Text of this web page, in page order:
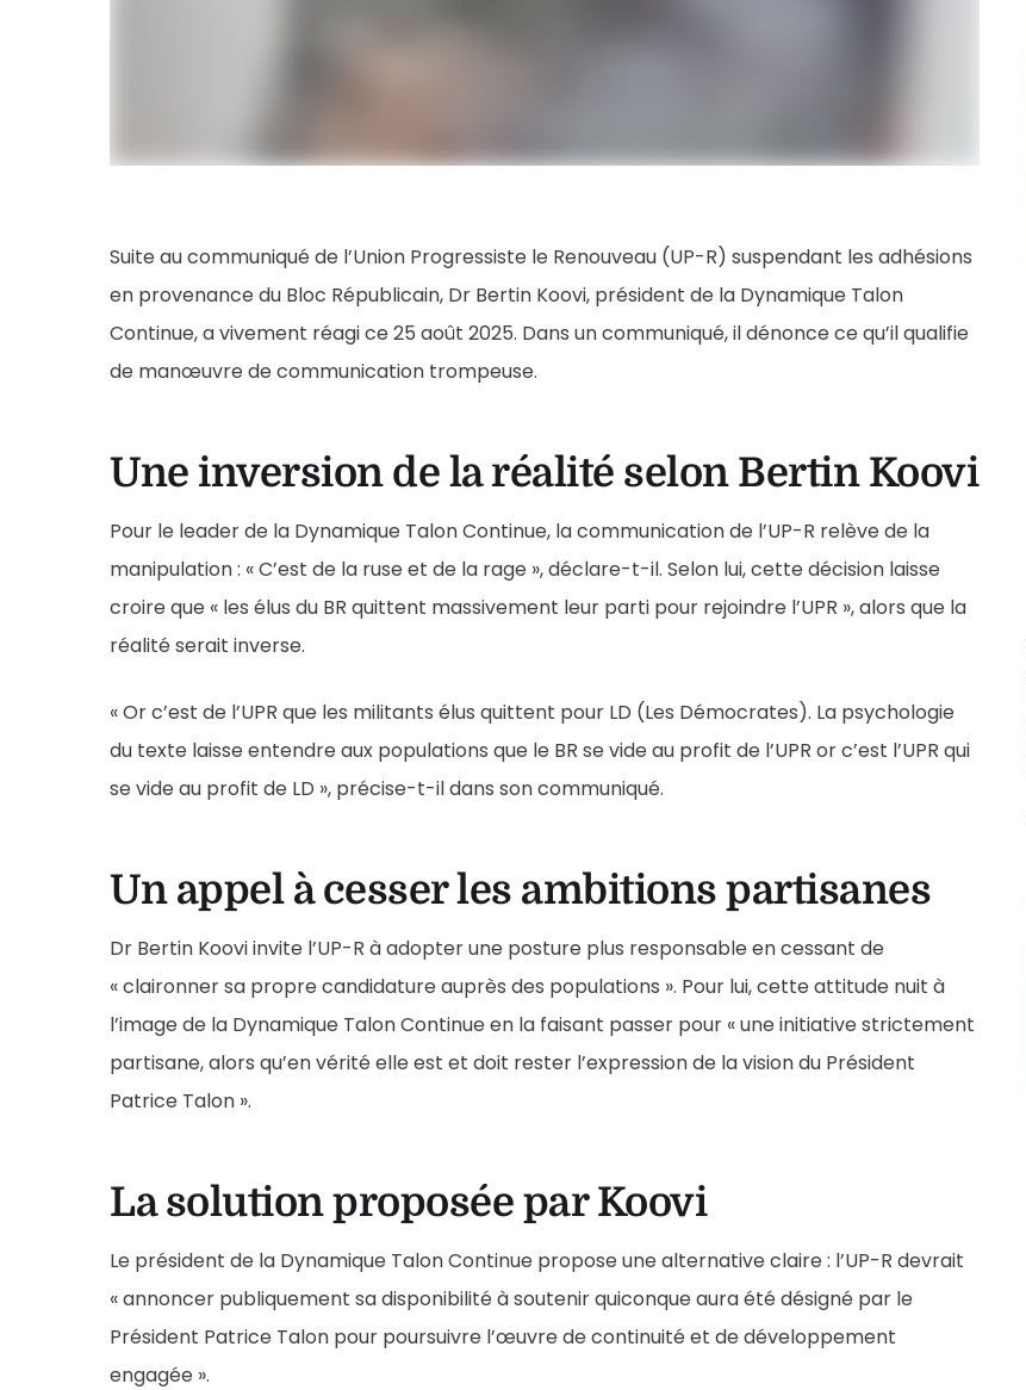
Suite au communiqué de l’Union Progressiste le Renouveau (UP-R) suspendant les adhésions
en provenance du Bloc Républicain, Dr Bertin Koovi, président de la Dynamique Talon
Continue, a vivement réagi ce 25 août 2025. Dans un communiqué, il dénonce ce qu’il qualifie
de manœuvre de communication trompeuse.
Une inversion de la réalité selon Bertin Koovi
Pour le leader de la Dynamique Talon Continue, la communication de l’UP-R relève de la
manipulation : « C’est de la ruse et de la rage », déclare-t-il. Selon lui, cette décision laisse
croire que « les élus du BR quittent massivement leur parti pour rejoindre l’UPR », alors que la
réalité serait inverse.
« Or c’est de l’UPR que les militants élus quittent pour LD (Les Démocrates). La psychologie
du texte laisse entendre aux populations que le BR se vide au profit de l’UPR or c’est l’UPR qui
se vide au profit de LD », précise-t-il dans son communiqué.
Un appel à cesser les ambitions partisanes
Dr Bertin Koovi invite l’UP-R à adopter une posture plus responsable en cessant de
« claironner sa propre candidature auprès des populations ». Pour lui, cette attitude nuit à
l’image de la Dynamique Talon Continue en la faisant passer pour « une initiative strictement
partisane, alors qu’en vérité elle est et doit rester l’expression de la vision du Président
Patrice Talon ».
La solution proposée par Koovi
Le président de la Dynamique Talon Continue propose une alternative claire : l’UP-R devrait
« annoncer publiquement sa disponibilité à soutenir quiconque aura été désigné par le
Président Patrice Talon pour poursuivre l’œuvre de continuité et de développement
engagée ».